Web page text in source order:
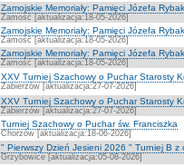
Zamojskie Memoriały: Pamięci Józefa
Zamość [aktualizacja:18-05-2026]
Zamojskie Memoriały: Pamięci Józefa
Zamość [aktualizacja:18-05-2026]
Zamojskie Memoriały: Pamięci Józefa
Zamość [aktualizacja:18-05-2026]
XXV Turniej Szachowy o Puchar Starosty
Zabierzów [aktualizacja:27-07-2026]
XXV Turniej Szachowy o Puchar Starosty
Zabierzów [aktualizacja:27-07-2026]
Turniej Szachowy o Puchar św. Franciszka
Chorzów [aktualizacja:18-06-2026]
" Pierwszy Dzień Jesieni 2026 " Turniej B
Grzybowice [aktualizacja:05-08-2026]